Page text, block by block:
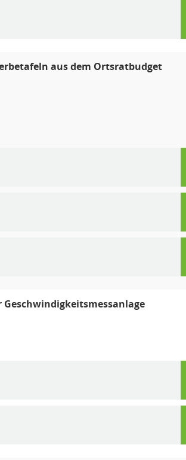
aus dem Ortsratbudget